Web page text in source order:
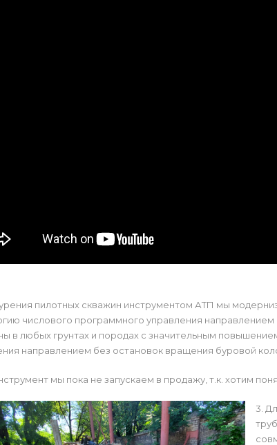
пилотных скважин инструментом АТП мы
числового программного управления
в любых грунтах и породах с значительным
направлением без остановок вращения буровой
мы пока не запускаем в продажу, т.к. хотим
3.